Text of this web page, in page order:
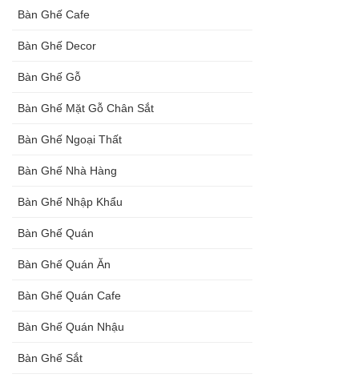
khách mặt
thép sơn
tĩnh điện
màu đen,
trắng
Bàn Ghế Cafe
Bàn Ghế Decor
Bàn Ghế Gỗ
Bàn Ghế Mặt Gỗ Chân Sắt
Bàn Ghế Ngoại Thất
Bàn Ghế Nhà Hàng
Bàn Ghế Nhập Khẩu
Bàn Ghế Quán
Bàn Ghế Quán Ăn
Bàn Ghế Quán Cafe
Bàn Ghế Quán Nhậu
Bàn Ghế Sắt